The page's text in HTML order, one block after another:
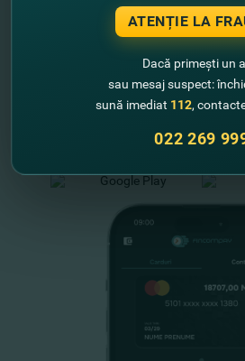
"FinComBank" S.A.
Схемы гарантирования
Республики
FinComPay
ATENȚIE LA
Dacă primești un
sau mesaj suspect:
sună imediat 112,
022 269